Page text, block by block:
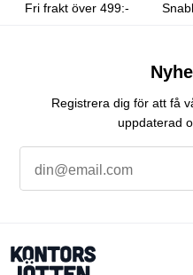
Fri frakt över 499:-
Registrera dig för att få
uppdaterad